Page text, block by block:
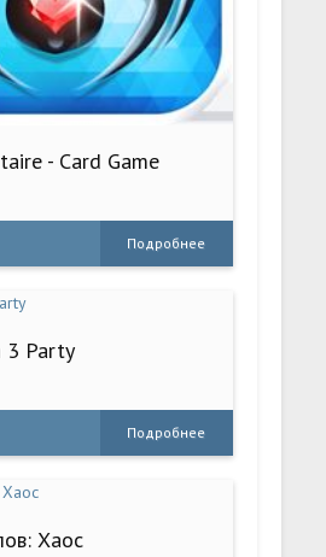
- Card Game
Подробнее
3 Party
Подробнее
Хаос